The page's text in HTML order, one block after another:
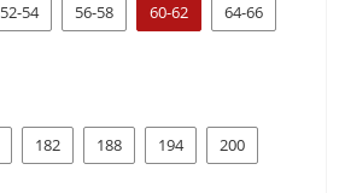
52-54 56-58 60-62 64-66
182 188 194 200